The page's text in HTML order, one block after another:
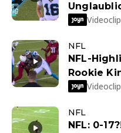
NFL
NFL-
Rookie
NFL
NFL: 0-